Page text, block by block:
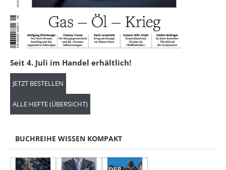
Seit 4. Juli im Handel erhältlich!
JETZT BESTELLEN
ALLE HEFTE (ÜBERSICHT)
BUCHREIHE WISSEN KOMPAKT